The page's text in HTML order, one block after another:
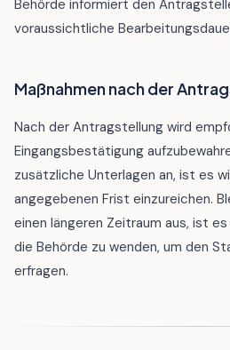
Behörde informiert den
voraussichtliche
Maßnahmen nach der
Nach der Antragstellung wird
Eingangsbestätigung
zusätzliche Unterlagen an, ist es
angegebenen Frist einzureichen.
einen längeren Zeitraum aus, ist
die Behörde zu wenden, um den
erfragen.